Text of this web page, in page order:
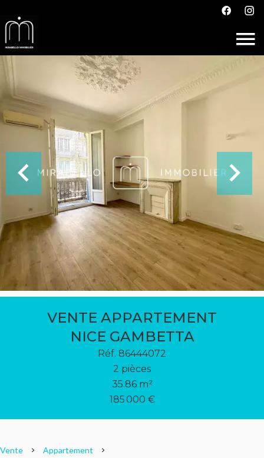
VENTE APPARTEMENT
NICE GAMBETTA
Réf. 86444072
2 pièces
35.86 m²
185 000 €
Vente
Appartement